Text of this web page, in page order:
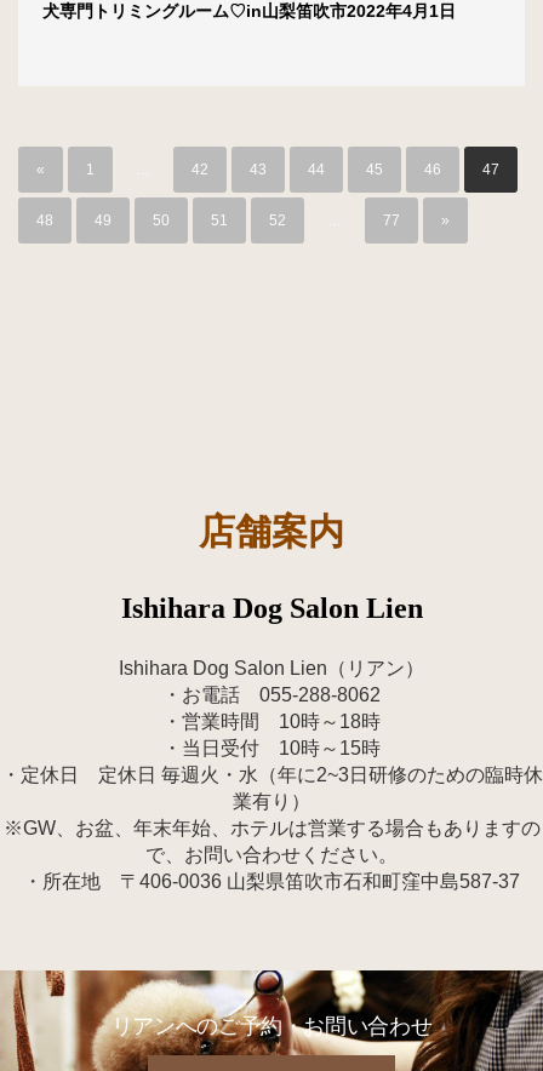
犬専門トリミングルーム♡in山梨笛吹市2022年4月1日
« 1 42 43 44 45 46 47
48 49 50 51 52 77 »
店舗案内
Ishihara Dog Salon Lien
Ishihara Dog Salon Lien（リアン）
・お電話 055-288-8062
・営業時間 10時～18時
・当日受付 10時～15時
・定休日 定休日 毎週火・水（年に2~3日研修のための臨時休
業有り）
※GW、お盆、年末年始、ホテルは営業する場合もありますの
で、お問い合わせください。
・所在地 〒406-0036 山梨県笛吹市石和町窪中島587-37
リアンへのご予約・お問い合わせ